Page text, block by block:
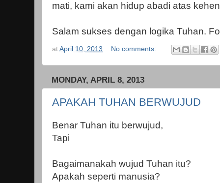
mati, kami akan hidup abadi atas
Salam sukses dengan logika Tuhan.
at April 10, 2013 No comments:
MONDAY, APRIL 8, 2013
APAKAH TUHAN BERWUJUD
Benar Tuhan itu berwujud,
Tapi
Bagaimanakah wujud Tuhan itu?
Apakah seperti manusia?